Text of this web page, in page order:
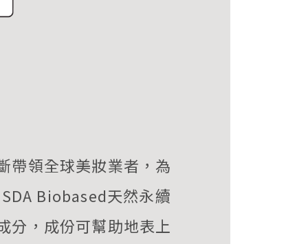
帶領全球美妝業者，為
Biobased天然永續
分，成份可幫助地表上